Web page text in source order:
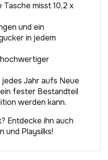
misst 10,2 x
und ein
in jedem
jedes Jahr aufs Neue
fester Bestandteil
werden kann.
Entdecke ihn auch
und Playsilks!